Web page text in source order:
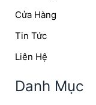
Cửa Hàng
Tin Tức
Liên Hệ
Danh Mục